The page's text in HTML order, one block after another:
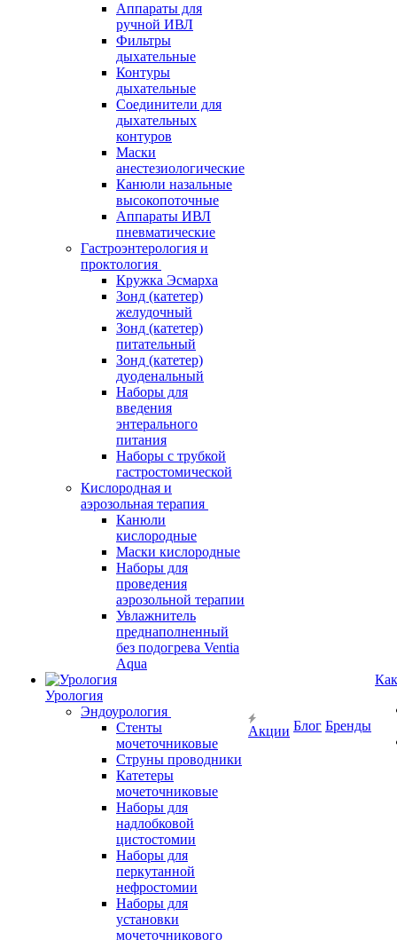
Аппараты для
ручной ИВЛ
Фильтры
дыхательные
Контуры
дыхательные
Соединители для
дыхательных
контуров
Маски
анестезиологические
Канюли назальные
высокопоточные
Аппараты ИВЛ
пневматические
Гастроэнтерология и
проктология
Кружка Эсмарха
Зонд (катетер)
желудочный
Зонд (катетер)
питательный
Зонд (катетер)
дуоденальный
Наборы для
введения
энтерального
питания
Наборы с трубкой
гастростомической
Кислородная и
аэрозольная терапия
Канюли
кислородные
Маски кислородные
Наборы для
проведения
аэрозольной терапии
Увлажнитель
преднаполненный
без подогрева Ventia
Aqua
Урология
Эндоурология
Стенты
мочеточниковые
Струны проводники
Катетеры
мочеточниковые
Наборы для
надлобковой
цистостомии
Наборы для
перкутанной
нефростомии
Наборы для
установки
мочеточникового
Акции Блог Бренды